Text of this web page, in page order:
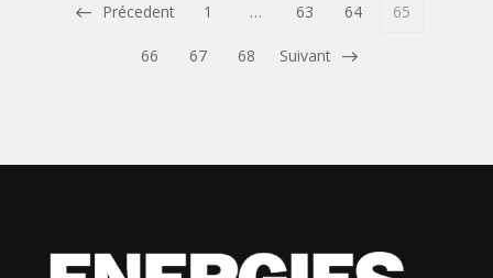
Précedent 1 … 63 64 65
66 67 68 Suivant